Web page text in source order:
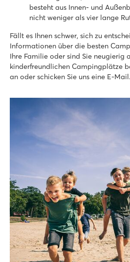
Mitten in der Nationalen
Vakantiepark Ackersate
Holland - - Gelderland - Voorthuizen
★ ★ ★ ★
Hallen- und Freibad und neuer
Großartiger Sternecamping auf
TerSpegelt
Holland - - Nordbrabant - Eersel
Hallenbad und überdachter
Einrichtungen und Animation für
In den wunderschönen Kempen
besteht aus Innen- und
nicht weniger als vier lange
Fällt es Ihnen schwer, sich zu
Informationen über die besten
Ihre Familie oder sind Sie neugierig
kinderfreundlichen Campingplätze
an oder schicken Sie uns eine E-Mail.